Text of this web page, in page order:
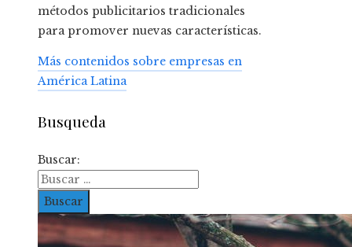
métodos publicitarios tradicionales
para promover nuevas características.
Más contenidos sobre empresas en
América Latina
Busqueda
Buscar: